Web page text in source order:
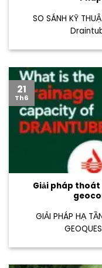
SO SÁNH KỸ
Giải pháp
GIẢI PHÁP HẠ
21
Th6